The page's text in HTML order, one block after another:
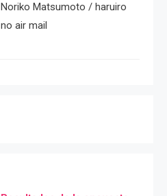
Noriko Matsumoto / haruiro
no air mail